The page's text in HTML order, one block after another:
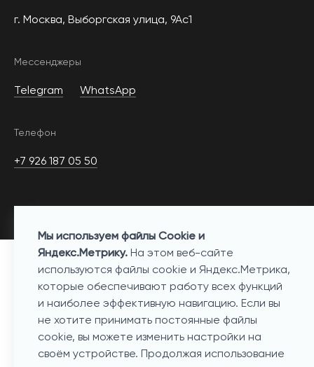
г. Москва, Выборгская улица, 9Ас1
Мессенджеры
Telegram WhatsApp
Телефон
+7 926 187 05 50
Каталог
Бренды
Мы используем файлы Cookie и
Яндекс.Метрику. На этом веб-сайте
используются файлы cookie и Яндекс.Метрика,
которые обеспечивают работу всех функций
и наиболее эффективную навигацию. Если вы
не хотите принимать постоянные файлы
cookie, вы можете изменить настройки на
своём устройстве. Продолжая использование